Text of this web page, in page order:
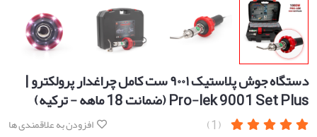
دستگاه جوش پلاستیک ۹۰۰۱ ست کامل چراغدار پرولکترو |
Pro-lek 9001 Set Plus (ضمانت 18 ماهه - ترکیه)
(1) افزودن به علاقمندی ها